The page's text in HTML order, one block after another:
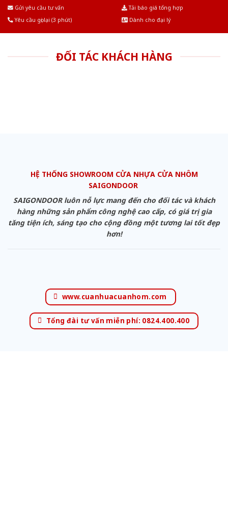
Gửi yêu cầu tư vấn
Tải báo giá tổng hợp
Yêu cầu gọi lại (3 phút)
Dành cho đại lý
ĐỐI TÁC KHÁCH HÀNG
HỆ THỐNG SHOWROOM CỬA NHỰA CỬA NHÔM
SAIGONDOOR
SAIGONDOOR luôn nỗ lực mang đến cho đối tác và khách
hàng những sản phẩm công nghệ cao cấp, có giá trị gia
tăng tiện ích, sáng tạo cho cộng đồng một tương lai tốt đẹp
hơn!
www.cuanhuacuanhom.com
Tổng đài tư vấn miễn phí: 0824.400.400